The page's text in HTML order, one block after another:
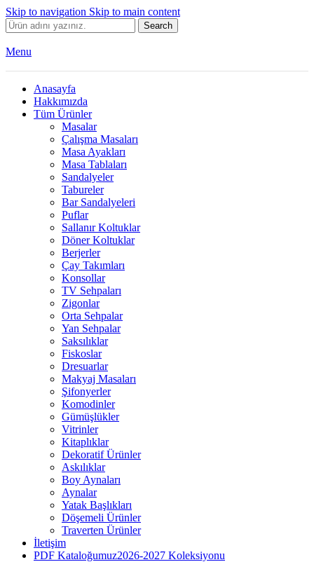
Skip to navigation Skip to main content
Search
Menu
Anasayfa
Hakkımızda
Tüm Ürünler
Masalar
Çalışma Masaları
Masa Ayakları
Masa Tablaları
Sandalyeler
Tabureler
Bar Sandalyeleri
Puflar
Sallanır Koltuklar
Döner Koltuklar
Berjerler
Çay Takımları
Konsollar
TV Sehpaları
Zigonlar
Orta Sehpalar
Yan Sehpalar
Saksılıklar
Fiskoslar
Dresuarlar
Makyaj Masaları
Şifonyerler
Komodinler
Gümüşlükler
Vitrinler
Kitaplıklar
Dekoratif Ürünler
Askılıklar
Boy Aynaları
Aynalar
Yatak Başlıkları
Döşemeli Ürünler
Traverten Ürünler
İletişim
PDF Kataloğumuz2026-2027 Koleksiyonu